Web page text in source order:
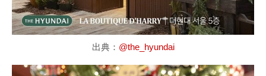
出典： @the_hyundai